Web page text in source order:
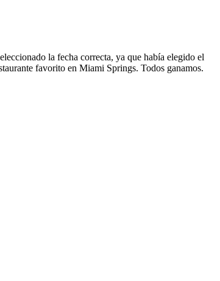
la fecha correcta, ya que había elegido el
favorito en Miami Springs. Todos ganamos.